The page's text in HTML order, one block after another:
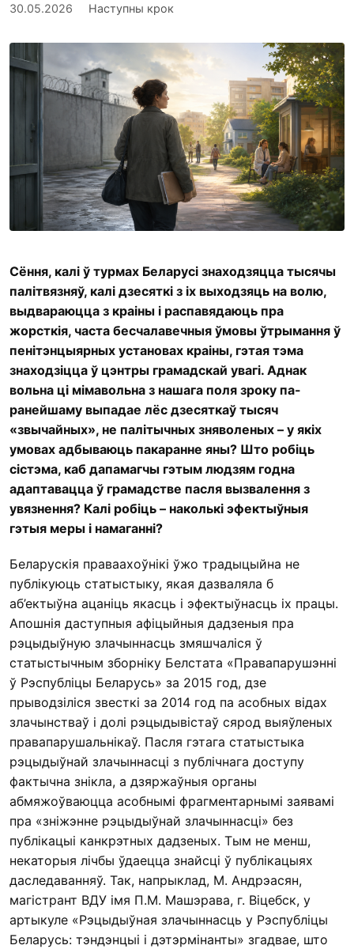
30.05.2026 Наступны крок
Сёння, калі ў турмах Беларусі знаходзяцца тысячы
палітвязняў, калі дзесяткі з іх выходзяць на волю,
выдвараюцца з краіны і распавядаюць пра
жорсткія, часта бесчалавечныя ўмовы ўтрымання ў
пенітэнцыярных установах краіны, гэтая тэма
знаходзіцца ў цэнтры грамадскай увагі. Аднак
вольна ці мімавольна з нашага поля зроку па-
ранейшаму выпадае лёс дзесяткаў тысяч
«звычайных», не палітычных зняволеных – у якіх
умовах адбываюць пакаранне яны? Што робіць
сістэма, каб дапамагчы гэтым людзям годна
адаптавацца ў грамадстве пасля вызвалення з
увязнення? Калі робіць – наколькі эфектыўныя
гэтыя меры і намаганні?
Беларускія праваахоўнікі ўжо традыцыйна не
публікуюць статыстыку, якая дазваляла б
аб’ектыўна ацаніць якасць і эфектыўнасць іх працы.
Апошнія даступныя афіцыйныя дадзеныя пра
рэцыдыўную злачыннасць змяшчаліся ў
статыстычным зборніку Белстата «Правапарушэнні
ў Рэспубліцы Беларусь» за 2015 год, дзе
прыводзіліся звесткі за 2014 год па асобных відах
злачынстваў і долі рэцыдывістаў сярод выяўленых
правапарушальнікаў. Пасля гэтага статыстыка
рэцыдыўнай злачыннасці з публічнага доступу
фактычна знікла, а дзяржаўныя органы
абмяжоўваюцца асобнымі фрагментарнымі заявамі
пра «зніжэнне рэцыдыўнай злачыннасці» без
публікацыі канкрэтных дадзеных. Тым не менш,
некаторыя лічбы ўдаецца знайсці ў публікацыях
даследаванняў. Так, напрыклад, М. Андрэасян,
магістрант ВДУ імя П.М. Машэрава, г. Віцебск, у
артыкуле «Рэцыдыўная злачыннасць у Рэспубліцы
Беларусь: тэндэнцыі і дэтэрмінанты» згадвае, што